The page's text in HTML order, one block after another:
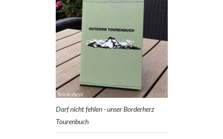
Darf nicht fehlen - unser Borderherz
Tourenbuch